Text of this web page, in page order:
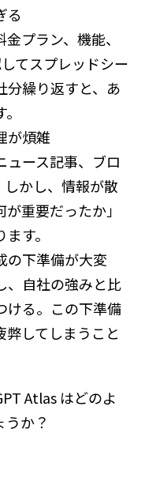
る
プラン、機能、
てスプレッドシー
分繰り返すと、あ
が煩雑
ュース記事、ブロ
かし、情報が散
重要だったか」
す。
の下準備が大変
、自社の強みと比
ける。この下準備
してしまうこと
Atlas はどのよ
か？